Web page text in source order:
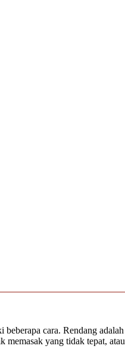
beberapa cara. Rendang
yang tidak tepat,